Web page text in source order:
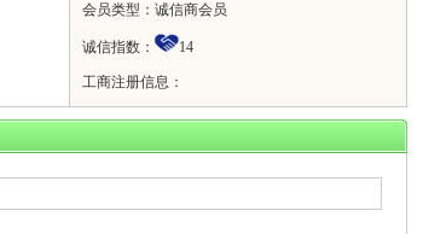
会员类型： 诚信商会员
诚信指数： 14
工商注册信息：